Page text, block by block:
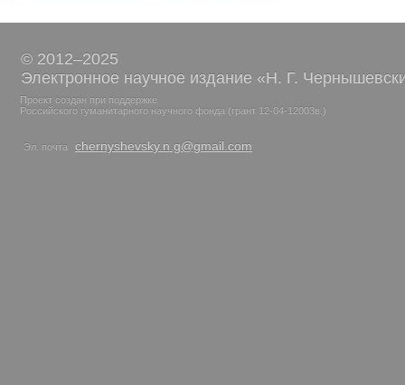
© 2012–2025
Электронное научное издание «Н. Г.
Проект создан при поддержке
Российского гуманитарного научного фонда (грант 12-04-12003в.)
Эл. почта chernyshevsky.n.g@gmail.com